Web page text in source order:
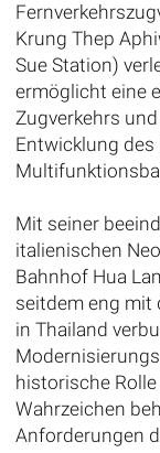
Krung Thep
Sue Station)
ermöglicht eine
Zugverkehrs
Entwicklung
Mit seiner
italienischen
Bahnhof Hua
seitdem eng mit
in Thailand
historische
Wahrzeichen
Anforderungen